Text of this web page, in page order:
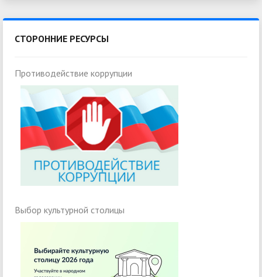
СТОРОННИЕ РЕСУРСЫ
Противодействие коррупции
Выбор культурной столицы